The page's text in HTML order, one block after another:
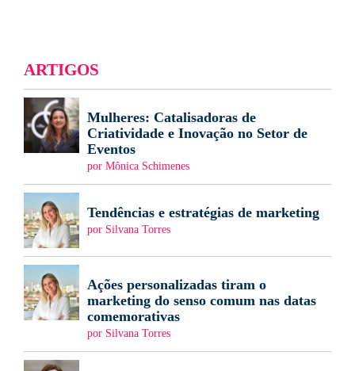
ARTIGOS
Mulheres: Catalisadoras de
Criatividade e Inovação no Setor de
Eventos
por Mônica Schimenes
Tendências e estratégias de marketing
por Silvana Torres
Ações personalizadas tiram o
marketing do senso comum nas datas
comemorativas
por Silvana Torres